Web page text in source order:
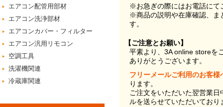
エアコン配管用部材
エアコン洗浄部材
エアコンカバー・フィルター
エアコン汎用リモコン
空調工具
洗濯機関連
冷蔵庫関連
※お急ぎの際にはお電話にて
※商品の説明や在庫確認、ま
す。
【ご注意とお願い】
平素より、3A online storeを
ありがとうございます。
フリーメールご利用のお客様
ります。
ご注文をいただいた翌営業
ルを送らせていただいてお